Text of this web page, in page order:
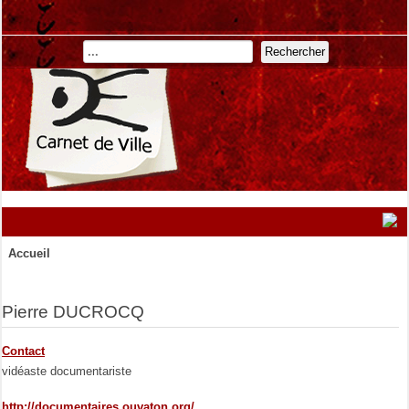
Rechercher
Accueil
Pierre DUCROCQ
Contact
vidéaste documentariste